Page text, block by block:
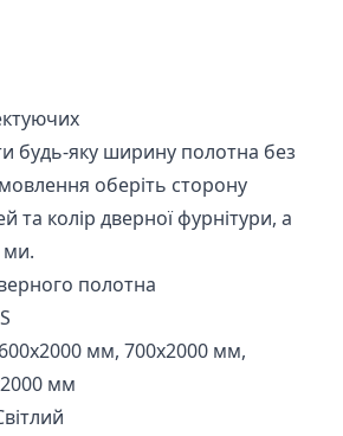
будь-яку ширину полотна без
оберіть сторону
та колір дверної фурнітури, а
ми.
полотна
мм, 700x2000 мм,
мм